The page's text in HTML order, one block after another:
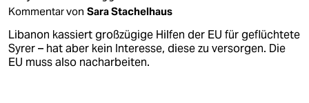
Kommentar von Sara Stachelhaus
Libanon kassiert großzügige Hilfen der EU für geflüchtete
Syrer – hat aber kein Interesse, diese zu versorgen. Die
EU muss also nacharbeiten.